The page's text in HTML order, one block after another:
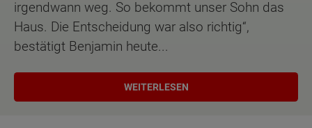
irgendwann weg. So bekommt unser Sohn das
Haus. Die Entscheidung war also richtig“,
bestätigt Benjamin heute...
WEITERLESEN